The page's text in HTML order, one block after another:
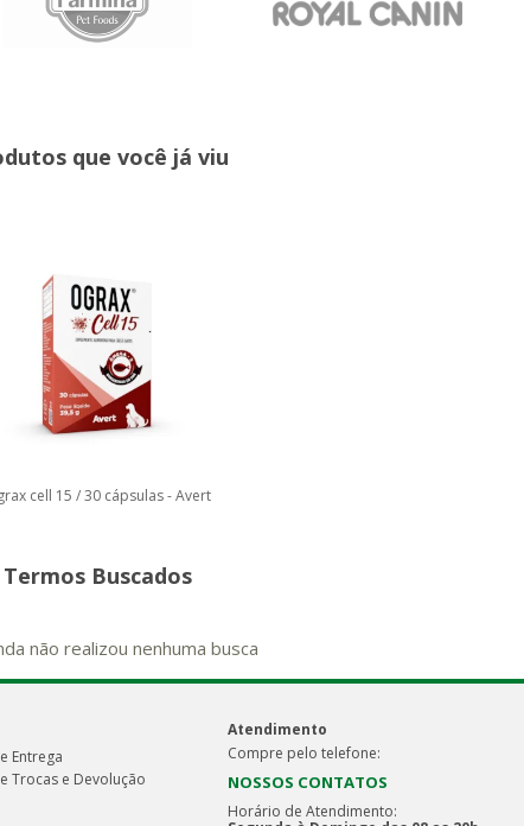
que você já viu
cell 15 / 30 cápsulas - Avert
Termos Buscados
não realizou nenhuma busca
Entrega
Trocas e Devolução
Atendimento
Compre pelo telefone:
NOSSOS CONTATOS
Horário de Atendimento: